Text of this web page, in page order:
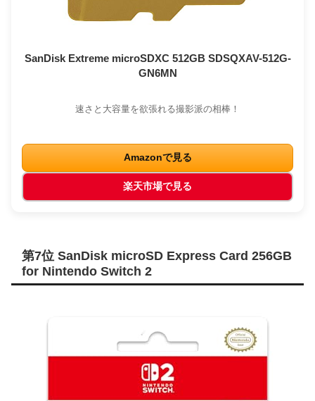
SanDisk Extreme microSDXC 512GB SDSQXAV-512G-
GN6MN
速さと大容量を欲張れる撮影派の相棒！
Amazonで見る
楽天市場で見る
第7位 SanDisk microSD Express Card 256GB
for Nintendo Switch 2